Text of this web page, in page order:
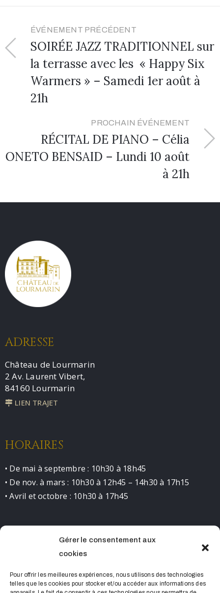
Gérer le consentement aux
cookies
Pour offrir les meilleures expériences, nous utilisons des technologies
telles que les cookies pour stocker et/ou accéder aux informations des
ÉVÉNEMENT PRÉCÉDENT
SOIRÉE JAZZ TRADITIONNEL sur
la terrasse avec les « Happy Six
Warmers » – Samedi 1er août à
21h
PROCHAIN ÉVÉNEMENT
RÉCITAL DE PIANO – Célia
ONETO BENSAID – Lundi 10 août
à 21h
ADRESSE
Château de Lourmarin
2 Av. Laurent Vibert,
84160 Lourmarin
LIEN TRAJET
HORAIRES
• De mai à septembre : 10h30 à 18h45
• De nov. à mars : 10h30 à 12h45 – 14h30 à 17h15
• Avril et octobre : 10h30 à 17h45
CONTACT
0490681523 contact@chateaudelourmarin.com